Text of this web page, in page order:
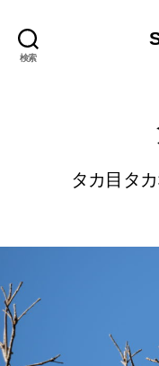
検索
タカ目タ